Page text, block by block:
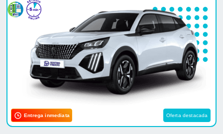
Entrega inmediata Oferta destacada